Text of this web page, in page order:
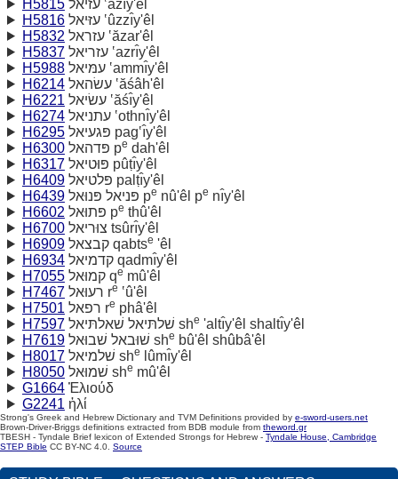
H5815
עזיאל ‛ăzı̂y'êl
H5816
עזּיאל ‛ûzzı̂y'êl
H5832
עזראל ‛ăzar'êl
H5837
עזריאל ‛azrı̂y'êl
H5988
עמּיאל ‛ammı̂y'êl
H6214
עשׂהאל ‛ăśâh'êl
H6221
עשׂיאל ‛ăśı̂y'êl
H6274
עתניאל ‛othnı̂y'êl
H6295
פּגעיאל pag‛ı̂y'êl
H6300
פּדהאל pe dah'êl
H6317
פּוּטיאל pûṭı̂y'êl
H6409
פּלטיאל palṭı̂y'êl
H6439
פּניאל פּנוּאל pe nû'êl pe nı̂y'êl
H6602
פּתוּאל pe thû'êl
H6700
צוּריאל tsûrı̂y'êl
H6909
קבצאל qabtse 'êl
H6934
קדמיאל qadmı̂y'êl
H7055
קמוּאל qe mû'êl
H7467
רעוּאל re ‛û'êl
H7501
רפאל re phâ'êl
H7597
שׁלתּיאל שׁאלתּיאל she 'altı̂y'êl shaltı̂y'êl
H7619
שׁוּבאל שׁבוּאל she bû'êl shûbâ'êl
H8017
שׁלמיאל she
lûmı̂y'êl
H8050
שׁמוּאל she mû'êl
G1664Ἐλιούδ
G2241 ἠλί
Strong's Greek and Hebrew Dictionary and TVM Definitions provided by e-sword-users.net
Brown-Driver-Briggs definitions extracted from BDB module from theword.gr
TBESH - Tyndale Brief lexicon of Extended Strongs for Hebrew - Tyndale House, Cambridge
STEP Bible CC BY-NC 4.0. Source